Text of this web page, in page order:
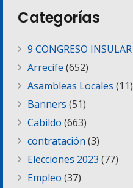
Categorías
9 CONGRESO INSULAR
Arrecife (652)
Asambleas Locales (11)
Banners (51)
Cabildo (663)
contratación (3)
Elecciones 2023 (77)
Empleo (37)